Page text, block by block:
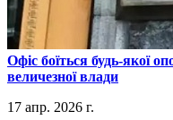
​Офіс боїться будь-якої
величезної влади
17 апр. 2026 г.